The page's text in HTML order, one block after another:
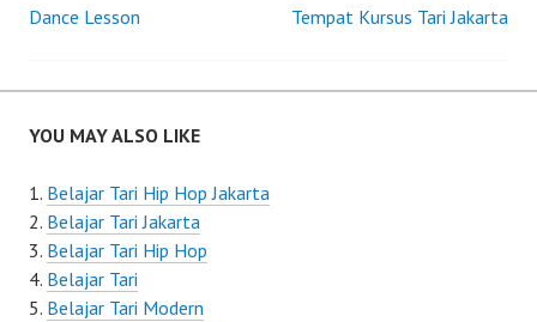
Post
navigation
Dance Lesson Tempat Kursus Tari Jakarta
YOU MAY ALSO LIKE
Belajar Tari Hip Hop Jakarta
Belajar Tari Jakarta
Belajar Tari Hip Hop
Belajar Tari
Belajar Tari Modern